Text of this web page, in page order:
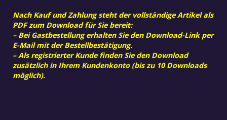
Nach Kauf und Zahlung steht der vollständige Artikel als
PDF zum Download für Sie bereit:
– Bei Gastbestellung erhalten Sie den Download-Link per
E-Mail mit der Bestellbestätigung.
– Als registrierter Kunde finden Sie den Download
zusätzlich in Ihrem Kundenkonto (bis zu 10 Downloads
möglich).